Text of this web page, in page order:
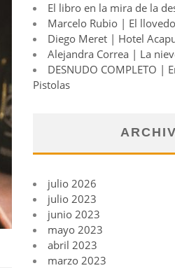
El libro en la mira de la
Marcelo Rubio | El
Diego Meret | Hotel
Alejandra Correa | La
DESNUDO COMPLETO |
Pistolas
julio 2026
julio 2023
junio 2023
mayo 2023
abril 2023
marzo 2023